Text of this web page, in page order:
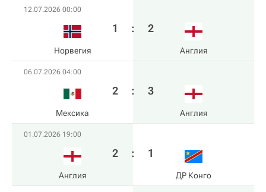
12.07.2026 00:00
Норвегия
1 : 2
Англия
06.07.2026 04:00
Мексика
2 : 3
Англия
01.07.2026 19:00
Англия
2 : 1
ДР Конго